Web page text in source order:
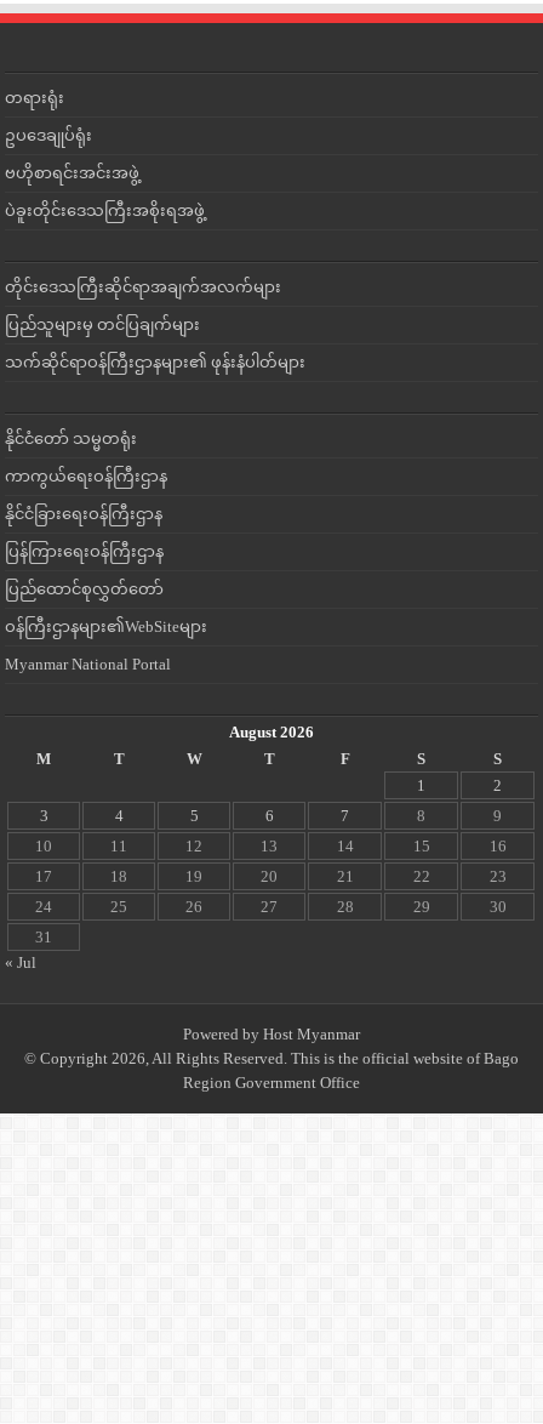
တရားရုံး
ဥပဒေချုပ်ရုံး
ဗဟိုစာရင်းအင်းအဖွဲ့
ပဲခူးတိုင်းဒေသကြီးအစိုးရအဖွဲ့
တိုင်းဒေသကြီးဆိုင်ရာအချက်အလက်များ
ပြည်သူများမှ တင်ပြချက်များ
သက်ဆိုင်ရာဝန်ကြီးဌာနများ၏ ဖုန်းနံပါတ်များ
နိုင်ငံတော် သမ္မတရုံး
ကာကွယ်ရေးဝန်ကြီးဌာန
နိုင်ငံခြားရေးဝန်ကြီးဌာန
ပြန်ကြားရေးဝန်ကြီးဌာန
ပြည်ထောင်စုလွှတ်တော်
ဝန်ကြီးဌာနများ၏WebSiteများ
Myanmar National Portal
August 2026
M
T W T F S
S
1
2
3
4 5 6 7 8
9
10
11 12 13 14 15
16
17
18 19 20 21 22
23
24
25 26 27 28 29
30
31
« Jul
Powered by Host Myanmar
© Copyright 2026, All Rights Reserved. This is the official website of Bago
Region Government Office